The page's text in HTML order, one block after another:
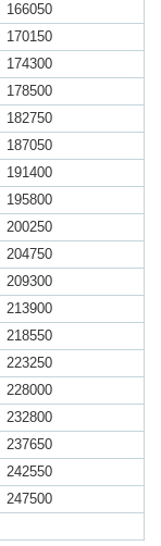
166050
170150
174300
178500
182750
187050
191400
195800
200250
204750
209300
213900
218550
223250
228000
232800
237650
242550
247500